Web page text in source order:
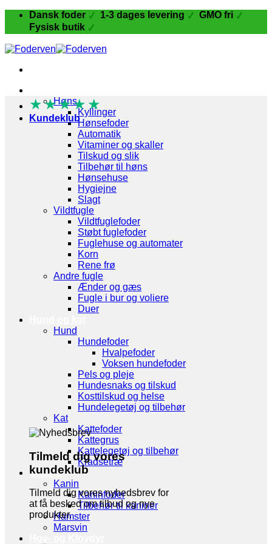
Fortsæt
indhold
Dansk foder 1-3 dages levering
GMO fri
Fysisk butik
Høns
Kyllinger
Hønsefoder
Automatik
Vitaminer og skaller
Tilskud og slik
Tilbehør til høns
Hønsehuse
Hygiejne
Slagt
Vildtfugle
Vildtfuglefoder
Støbt fuglefoder
Fuglehuse og automater
Korn
Rene frø
Andre fugle
Ænder og gæs
Fugle i bur og voliere
Duer
Hund
Hundefoder
Hvalpefoder
Voksen hundefoder
Pels og pleje
Hundesnaks og tilskud
Kosttilskud og helse
Hundelegetøj og tilbehør
Kat
Kattefoder
Kattegrus
Kattelegetøj og tilbehør
Kradsetræ
Gnaver
Kanin
Kaninfoder
Tilbehør til kaniner
Hamster
Marsvin
★★★★ ★
Kundeklub
Tilmeld dig vores
kundeklub
Tilmeld dig vores nyhedsbrev for
at få besked om tilbud og nye
produkter.